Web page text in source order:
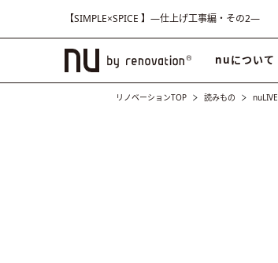
【SIMPLE×SPICE 】―仕上げ工事編・その2―
nuについて
リノベーションTOP 読みもの nuLIVE